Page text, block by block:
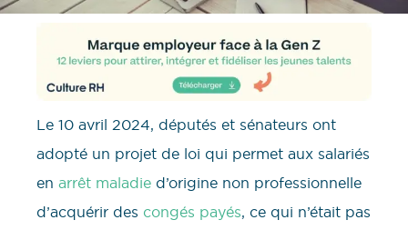
Le 10 avril 2024, députés et sénateurs ont
adopté un projet de loi qui permet aux salariés
en arrêt maladie d’origine non professionnelle
d’acquérir des congés payés, ce qui n’était pas